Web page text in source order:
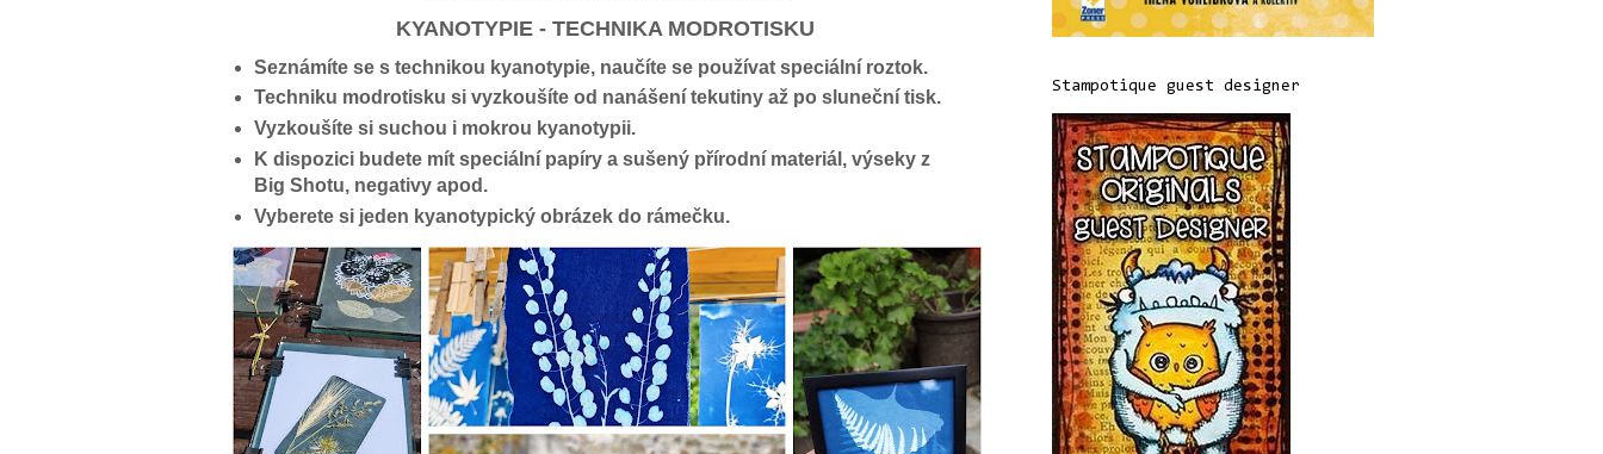
KYANOTYPIE - TECHNIKA MODROTISKU
Seznámíte se s technikou kyanotypie, naučíte se používat speciální roztok.
Techniku modrotisku si vyzkoušíte od nanášení tekutiny až po sluneční tisk.
Vyzkoušíte si suchou i mokrou kyanotypii.
K dispozici budete mít speciální papíry a sušený přírodní materiál, výseky z
Big Shotu, negativy apod.
Vyberete si jeden kyanotypický obrázek do rámečku.
Stampotique guest designer